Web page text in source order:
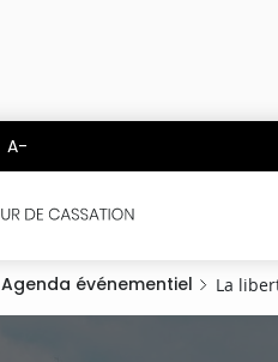
A-
Agenda événementiel La